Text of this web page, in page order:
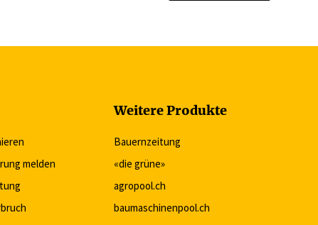
melden
Weitere Produkte
Bauernzeitung
«die grüne»
agropool.ch
baumaschinenpool.ch